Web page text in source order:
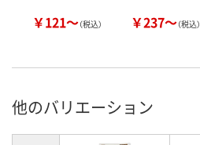
￥121～（税込） ￥237～（税込）
他のバリエーション